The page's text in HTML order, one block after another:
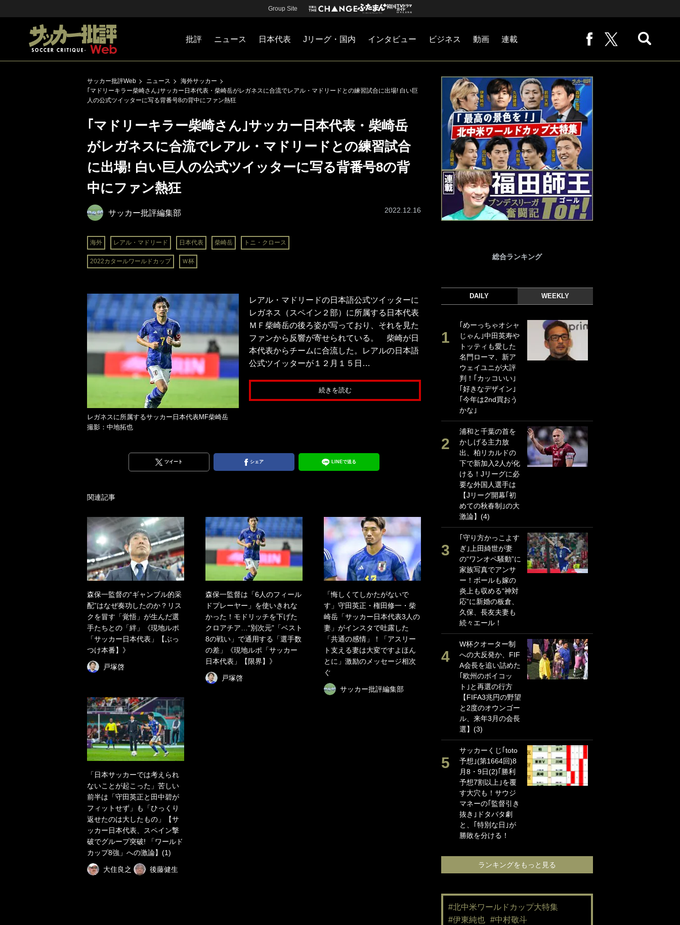
Group Site
批評 ニュース 日本代表 Jリーグ・国内 インタビュー ビジネス 動画 連載
サッカー批評Web ニュース
海外サッカー
｢マドリーキラー柴崎さん｣サッカー日本代表・柴崎岳がレガネスに合流でレアル・マドリードとの練習試合に出場! 白い巨
人の公式ツイッターに写る背番号8の背中にファン熱狂
｢マドリーキラー柴崎さん｣サッカー日本代表・柴崎岳
がレガネスに合流でレアル・マドリードとの練習試合
に出場! 白い巨人の公式ツイッターに写る背番号8の背
中にファン熱狂
サッカー批評編集部
海外 レアル・マドリード 日本代表 柴崎岳 トニ・クロース
2022カタールワールドカップ Ｗ杯
2022.12.16
レガネスに所属するサッカー日本代表MF柴崎岳
撮影：中地拓也
レアル・マドリードの日本語公式ツイッターに
レガネス（スペイン２部）に所属する日本代表
ＭＦ柴崎岳の後ろ姿が写っており、それを見た
ファンから反響が寄せられている。 柴崎が日
本代表からチームに合流した。レアルの日本語
公式ツイッターが１２月１５日…
続きを読む
ツイート シェア LINEで送る
関連記事
森保一監督の“ギャンブル的采
配”はなぜ奏功したのか？リス
クを冒す「覚悟」が生んだ選
手たちとの「絆」《現地ルポ
「サッカー日本代表」【ぶっ
つけ本番】》
戸塚啓
森保一監督は「6人のフィール
ドプレーヤー」を使いきれな
かった！モドリッチを下げた
クロアチア…“別次元”「ベスト
8の戦い」で通用する「選手数
の差」《現地ルポ「サッカー
日本代表」【限界】》
戸塚啓
「悔しくてしかたがないで
す」守田英正・権田修一・柴
崎岳「サッカー日本代表3人の
妻」がインスタで吐露した
「共通の感情」！「アスリー
ト支える妻は大変ですよほん
とに」激励のメッセージ相次
ぐ
サッカー批評編集部
「日本サッカーでは考えられ
ないことが起こった」苦しい
前半は「守田英正と田中碧が
フィットせず」も「ひっくり
返せたのは大したもの」【サ
ッカー日本代表、スペイン撃
破でグループ突破! 「ワールド
カップ8強」への激論】(1)
大住良之 後藤健生
総合ランキング
DAILY WEEKLY
｢めーっちゃオシャ
じゃん｣中田英寿や
トッティも愛した
名門ローマ、新ア
ウェイユニが大評
判！｢カッコいい｣
｢好きなデザイン｣
｢今年は2nd買おう
かな｣
浦和と千葉の首を
かしげる主力放
出、柏リカルドの
下で新加入2人が化
ける！Jリーグに必
要な外国人選手は
【Jリーグ開幕｢初
めての秋春制｣の大
激論】(4)
｢守り方かっこよす
ぎ｣上田綺世が妻
の“ワンオペ騒動”に
家族写真でアンサ
ー！ボールも嫁の
炎上も収める“神対
応”に新婚の板倉、
久保、長友夫妻も
続々エール！
W杯クオーター制
への大反発か、FIF
A会長を追い詰めた
｢欧州のボイコッ
ト｣と再選の行方
【FIFA3兆円の野望
と2度のオウンゴー
ル、来年3月の会長
選】(3)
サッカーくじ｢toto
予想｣(第1664回)8
月8・9日(2)｢勝利
予想7割以上｣を覆
す大穴も！サウジ
マネーの｢監督引き
抜き｣ドタバタ劇
と、｢特別な日｣が
勝敗を分ける！
ランキングをもっと見る
#北中米ワールドカップ大特集
#伊東純也 #中村敬斗